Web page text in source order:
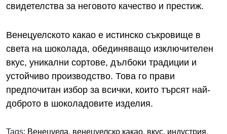
свидетелства за неговото качество и престиж.
Венецуелското какао е истинско съкровище в
света на шоколада, обединяващо изключителен
вкус, уникални сортове, дълбоки традиции и
устойчиво производство. Това го прави
предпочитан избор за всички, които търсят най-
доброто в шоколадовите изделия.
Tags: Венецуела, венецуелско какао, вкус, индустрия,